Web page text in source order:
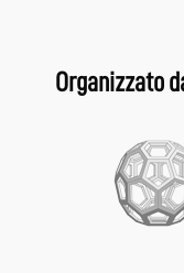
Organizzato